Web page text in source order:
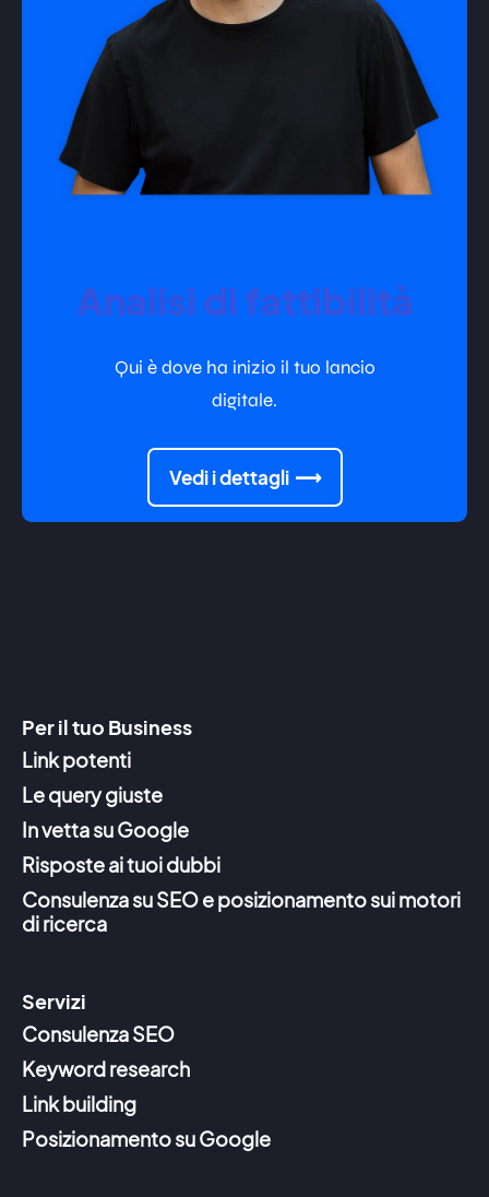
Analisi di fattibilità
Qui è dove ha inizio il tuo lancio
digitale.
Vedi i dettagli
Per il tuo Business
Link potenti
Le query giuste
In vetta su Google
Risposte ai tuoi dubbi
Consulenza su SEO e posizionamento sui motori
di ricerca
Servizi
Consulenza SEO
Keyword research
Link building
Posizionamento su Google